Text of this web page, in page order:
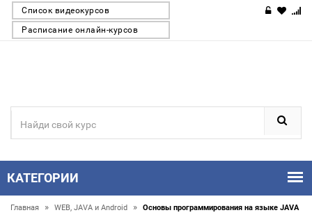
Список видеокурсов
Расписание онлайн-курсов
КАТЕГОРИИ
Главная » WEB, JAVA и Android »
Основы программирования на языке JAVA